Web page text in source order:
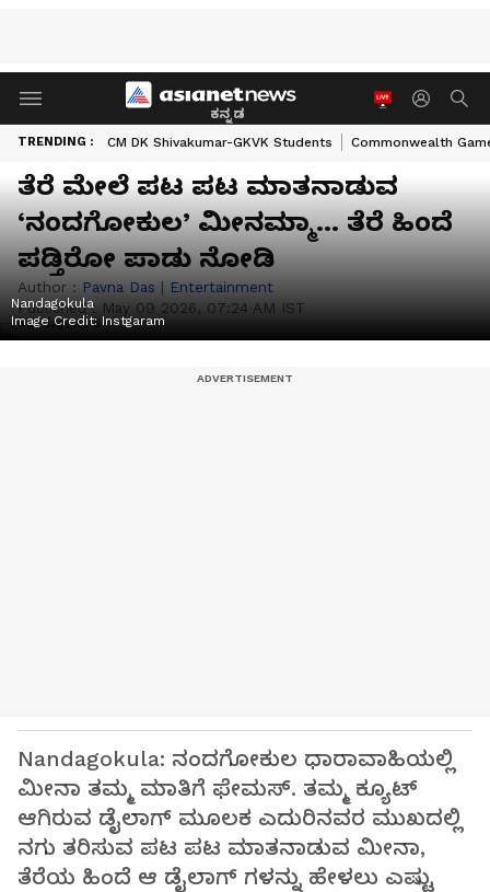
ಕನ್ನಡ
TRENDING : CM DK Shivakumar-GKVK Students Commonwealth
ತೆರೆ ಮೇಲೆ ಪಟ ಪಟ ಮಾತನಾಡುವ
‘ನಂದಗೋಕುಲ’ ಮೀನಮ್ಮಾ… ತೆರೆ ಹಿಂದೆ
ಪಡ್ತಿರೋ ಪಾಡು ನೋಡಿ
Author : Pavna Das | Entertainment
Published : May 09 2026, 07:24 AM IST
Nandagokula
Image Credit: Instgaram
Nandagokula: ನಂದಗೋಕುಲ ಧಾರಾವಾಹಿಯಲ್ಲಿ
ಮೀನಾ ತಮ್ಮ ಮಾತಿಗೆ ಫೇಮಸ್. ತಮ್ಮ ಕ್ಯೂಟ್
ಆಗಿರುವ ಡೈಲಾಗ್ ಮೂಲಕ ಎದುರಿನವರ ಮುಖದಲ್ಲಿ
ನಗು ತರಿಸುವ ಪಟ ಪಟ ಮಾತನಾಡುವ ಮೀನಾ,
ತೆರೆಯ ಹಿಂದೆ ಆ ಡೈಲಾಗ್ ಗಳನ್ನು ಹೇಳಲು ಎಷ್ಟು